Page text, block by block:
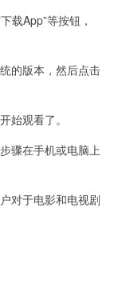
载App”等按钮，
的版本，然后点击
观看了。
骤在手机或电脑上
对于电影和电视剧